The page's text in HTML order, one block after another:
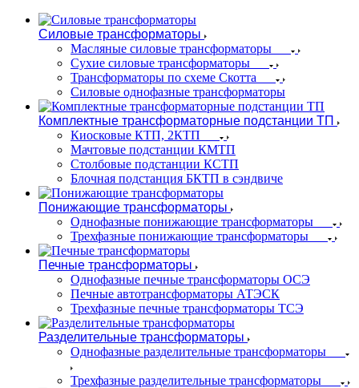
Силовые трансформаторы
Масляные силовые трансформаторы
Сухие силовые трансформаторы
Трансформаторы по схеме Скотта
Силовые однофазные трансформаторы
Комплектные трансформаторные подстанции ТП
Киосковые КТП, 2КТП
Мачтовые подстанции КМТП
Столбовые подстанции КСТП
Блочная подстанция БКТП в сэндвиче
Понижающие трансформаторы
Однофазные понижающие трансформаторы
Трехфазные понижающие трансформаторы
Печные трансформаторы
Однофазные печные трансформаторы ОСЭ
Печные автотрансформаторы АТЭСК
Трехфазные печные трансформаторы ТСЭ
Разделительные трансформаторы
Однофазные разделительные трансформаторы
Трехфазные разделительные трансформаторы